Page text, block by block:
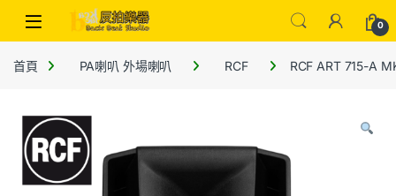
0
首頁 PA喇叭 外場喇叭 RCF RCF ART 715-A